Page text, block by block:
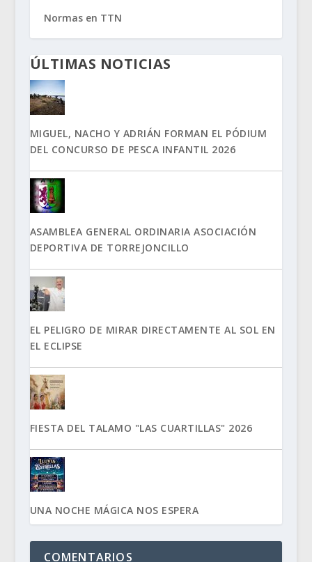
Normas en TTN
ÚLTIMAS NOTICIAS
MIGUEL, NACHO Y ADRIÁN FORMAN EL PÓDIUM
DEL CONCURSO DE PESCA INFANTIL 2026
ASAMBLEA GENERAL ORDINARIA ASOCIACIÓN
DEPORTIVA DE TORREJONCILLO
EL PELIGRO DE MIRAR DIRECTAMENTE AL SOL EN
EL ECLIPSE
FIESTA DEL TALAMO "LAS CUARTILLAS" 2026
UNA NOCHE MÁGICA NOS ESPERA
COMENTARIOS